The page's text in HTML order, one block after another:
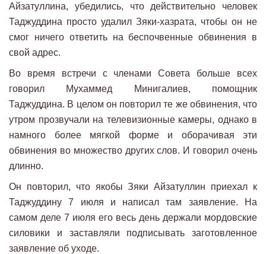
Айзатуллина, убедились, что действительно человек
Таджуддина просто удалил Зяки-хазрата, чтобы он не
смог ничего ответить на беспочвенные обвинения в
свой адрес.
Во время встречи с членами Совета больше всех
говорил Мухаммед Минигалиев, помощник
Таджуддина. В целом он повторил те же обвинения, что
утром прозвучали на телевизионные камеры, однако в
намного более мягкой форме и оборачивая эти
обвинения во множество других слов. И говорил очень
длинно.
Он повторил, что якобы Зяки Айзатуллин приехал к
Таджуддину 7 июля и написал там заявление. На
самом деле 7 июля его весь день держали мордовские
силовики и заставляли подписывать заготовленное
заявление об уходе.